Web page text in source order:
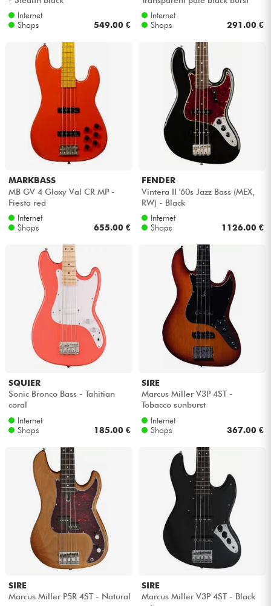
Internet
Shops
549.00 €
Internet
Shops
291.00 €
MARKBASS
MB GV 4 Gloxy Val CR MP -
Fiesta red
Internet
Shops
655.00 €
FENDER
Vintera II '60s Jazz Bass (MEX,
RW) - Black
Internet
Shops
1126.00 €
SQUIER
Sonic Bronco Bass - Tahitian
coral
Internet
Shops
185.00 €
SIRE
Marcus Miller V3P 4ST -
Tobacco sunburst
Internet
Shops
367.00 €
SIRE
Marcus Miller P5R 4ST - Natural
SIRE
Marcus Miller V3P 4ST - Black